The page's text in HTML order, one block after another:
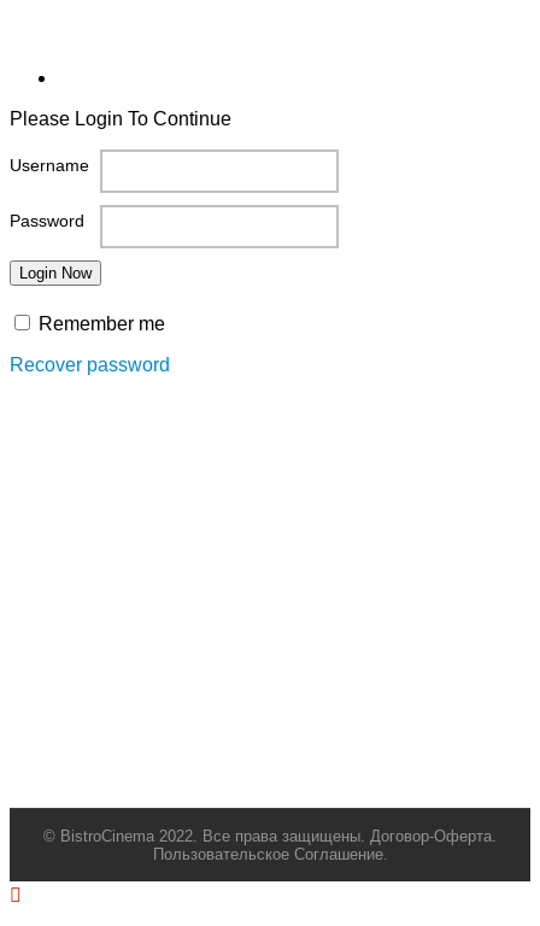
Please Login To Continue
Username
Password
Remember me
Recover password
© BistroCinema 2022. Все права защищены. Договор-Оферта.
Пользовательское Соглашение.